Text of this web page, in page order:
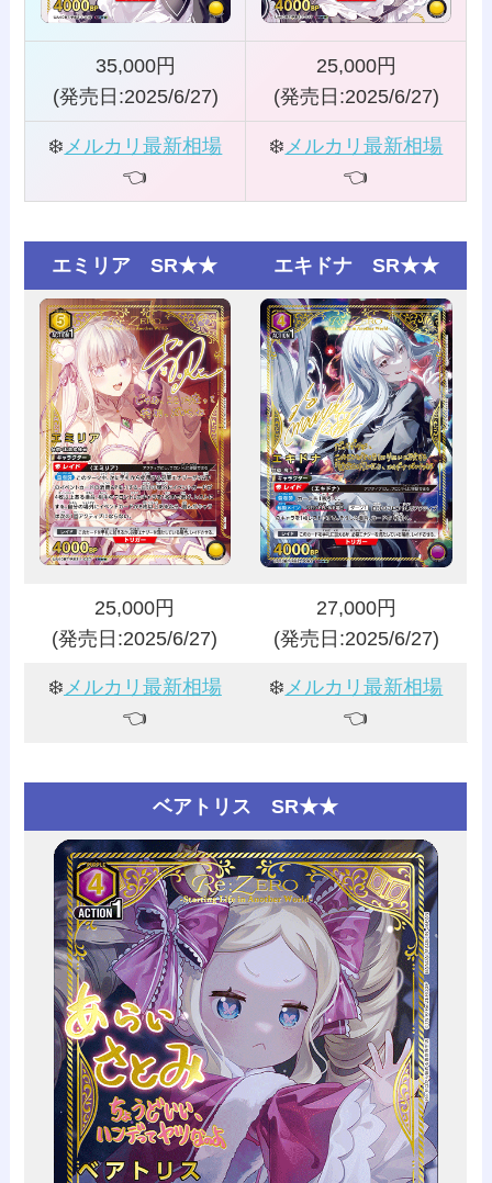
35,000円
(発売日:2025/6/27)
25,000円
(発売日:2025/6/27)
❄️メルカリ最新相場
👈️
❄️メルカリ最新相場
👈️
エミリア SR★★ エキドナ SR★★
25,000円
(発売日:2025/6/27)
27,000円
(発売日:2025/6/27)
❄️メルカリ最新相場
👈️
❄️メルカリ最新相場
👈️
ベアトリス SR★★